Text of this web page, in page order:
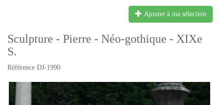
Ajouter à ma sélection
Sculpture - Pierre - Néo-gothique - XIXe
S.
Référence DJ-1990